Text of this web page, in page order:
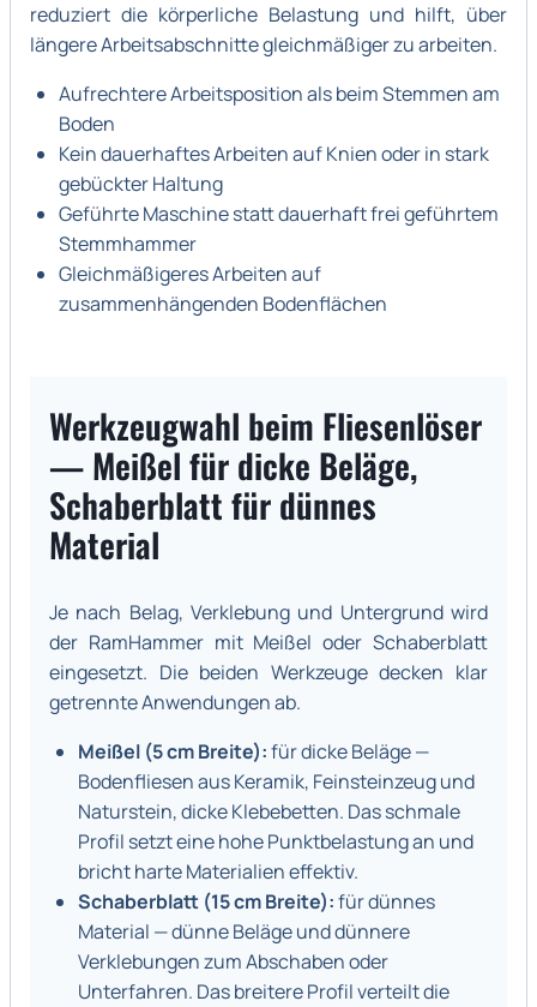
reduziert die körperliche Belastung und hilft, über
längere Arbeitsabschnitte gleichmäßiger zu arbeiten.
Aufrechtere Arbeitsposition als beim Stemmen am
Boden
Kein dauerhaftes Arbeiten auf Knien oder in stark
gebückter Haltung
Geführte Maschine statt dauerhaft frei geführtem
Stemmhammer
Gleichmäßigeres Arbeiten auf
zusammenhängenden Bodenflächen
Werkzeugwahl beim Fliesenlöser
— Meißel für dicke Beläge,
Schaberblatt für dünnes
Material
Je nach Belag, Verklebung und Untergrund wird
der RamHammer mit Meißel oder Schaberblatt
eingesetzt. Die beiden Werkzeuge decken klar
getrennte Anwendungen ab.
Meißel (5 cm Breite):für dicke Beläge —
Bodenfliesen aus Keramik, Feinsteinzeug und
Naturstein, dicke Klebebetten. Das schmale
Profil setzt eine hohe Punktbelastung an und
bricht harte Materialien effektiv.
Schaberblatt (15 cm Breite):für dünnes
Material — dünne Beläge und dünnere
Verklebungen zum Abschaben oder
Unterfahren. Das breitere Profil verteilt die